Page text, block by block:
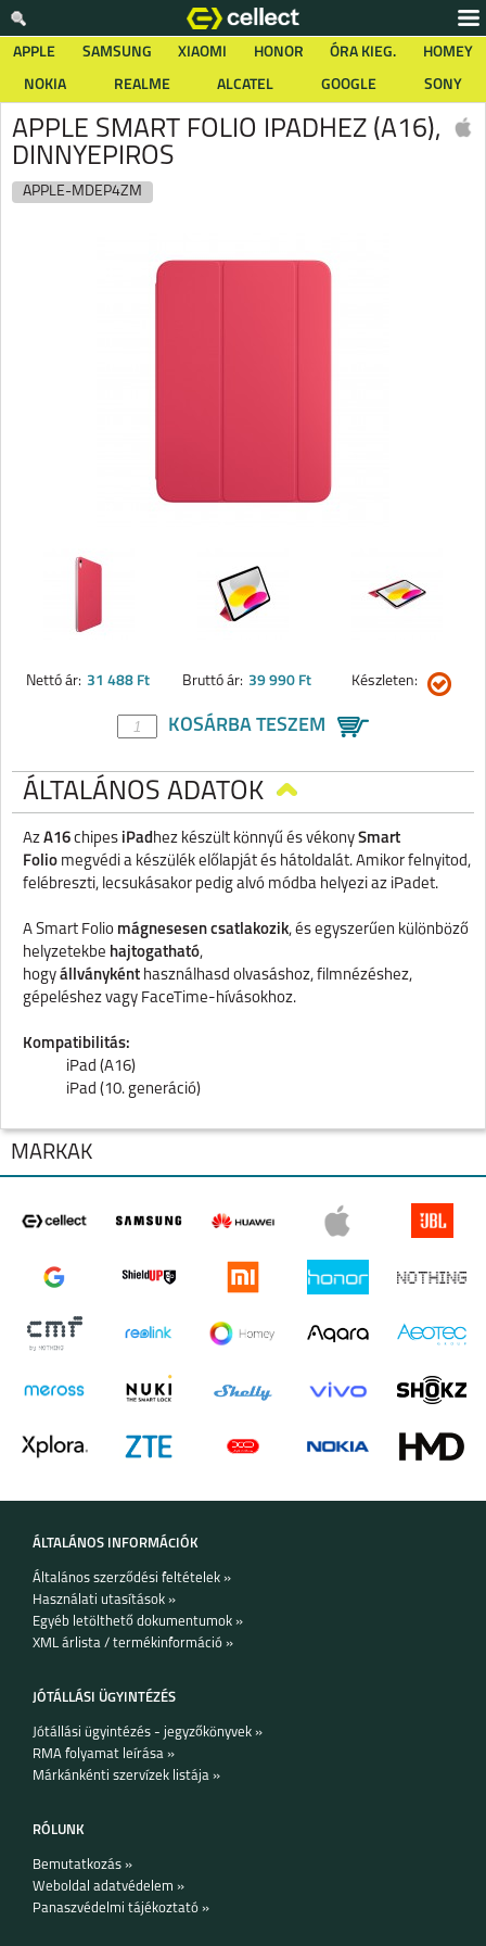
APPLE SAMSUNG XIAOMI HONOR ÓRA KIEG.
HOMEY
NOKIA
REALME ALCATEL GOOGLE SONY
APPLE SMART FOLIO IPADHEZ (A16),
DINNYEPIROS
APPLE-MDEP4ZM
Nettó ár: 31 488 Ft Bruttó ár: 39 990 Ft Készleten:
KOSÁRBA TESZEM
ÁLTALÁNOS ADATOK
Az A16 chipes iPadhez készült könnyű és vékony Smart
Folio megvédi a készülék előlapját és hátoldalát. Amikor felnyitod,
felébreszti, lecsukásakor pedig alvó módba helyezi az iPadet.
A Smart Folio mágnesesen csatlakozik, és egyszerűen különböző
helyzetekbe hajtogatható,
hogy állványként használhasd olvasáshoz, filmnézéshez,
gépeléshez vagy FaceTime-hívásokhoz.
Kompatibilitás:
iPad (A16)
iPad (10. generáció)
MÁRKÁK
ÁLTALÁNOS INFORMÁCIÓK
Általános szerződési feltételek »
Használati utasítások »
Egyéb letölthető dokumentumok »
XML árlista / termékinformáció »
JÓTÁLLÁSI ÜGYINTÉZÉS
Jótállási ügyintézés - jegyzőkönyvek »
RMA folyamat leírása »
Márkánkénti szervízek listája »
RÓLUNK
Bemutatkozás »
Weboldal adatvédelem »
Panaszvédelmi tájékoztató »